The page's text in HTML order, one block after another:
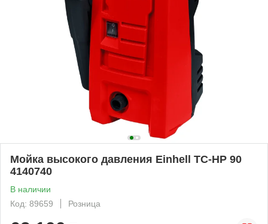
Мойка высокого давления Einhell TC-HP 90
4140740
В наличии
Код: 89659
Розница